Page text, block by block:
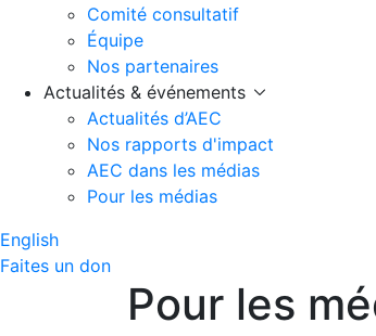
Comité consultatif
Équipe
Nos partenaires
Actualités & événements
Actualités d’AEC
Nos rapports d'impact
AEC dans les médias
Pour les médias
English
Faites un don
Pour les